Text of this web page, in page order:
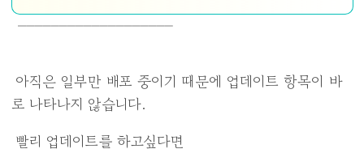
아직은 일부만 배포 중이기 때문에 업데이트 항목이 바
로 나타나지 않습니다.
빨리 업데이트를 하고싶다면